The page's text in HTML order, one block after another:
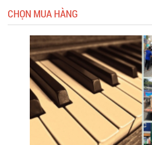
CHỌN MUA HÀNG